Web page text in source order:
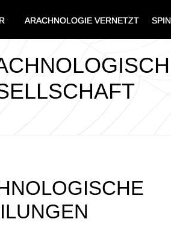
ARACHNOLOGIE VERNETZT